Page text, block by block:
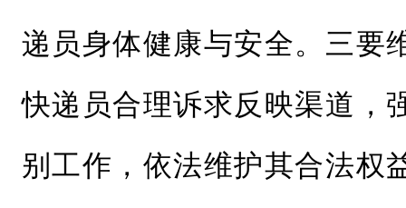
递员身体健康与安全。三要
快递员合理诉求反映渠道，
别工作，依法维护其合法权